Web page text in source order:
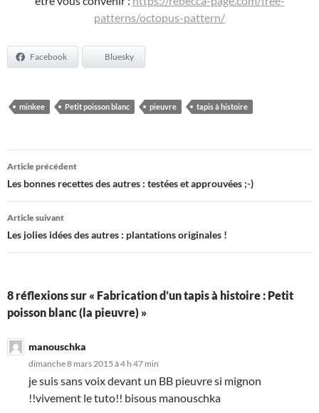
patterns/octopus-pattern/
Facebook Bluesky
minkee Petit poisson blanc pieuvre tapis à histoire
Navigation
des
articles
Article précédent
Les bonnes recettes des autres : testées et approuvées ;-)
Article suivant
Les jolies idées des autres : plantations originales !
8 réflexions sur « Fabrication d’un tapis à histoire : Petit
poisson blanc (la pieuvre) »
manouschka
dimanche 8 mars 2015 à 4 h 47 min
je suis sans voix devant un BB pieuvre si mignon
!!vivement le tuto!! bisous manouschka